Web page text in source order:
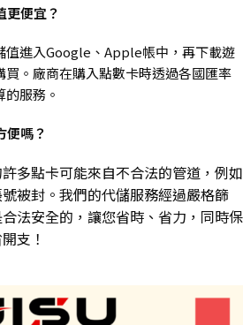
更便宜？
值進入Google、Apple帳中，再下載遊
。廠商在購入點數卡時透過各國匯率
服務。
便嗎？
多點卡可能來自不合法的管道，例如
被封。我們的代儲服務經過嚴格篩
法安全的，讓您省時、省力，同時保
支！